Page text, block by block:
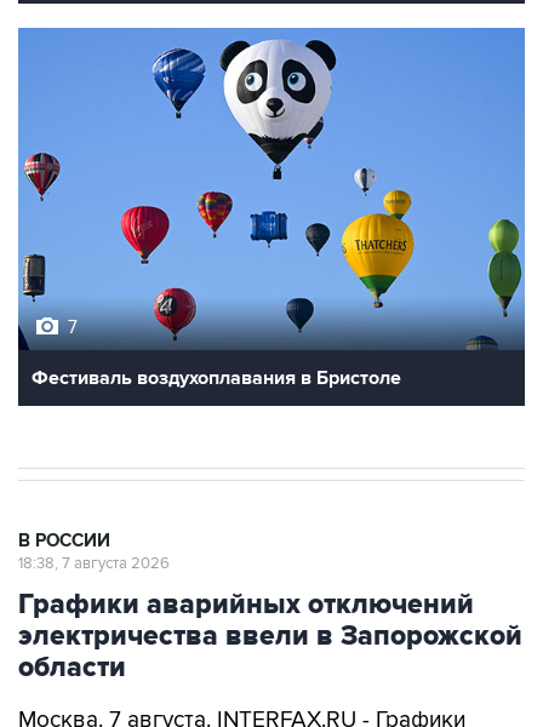
7
Фестиваль воздухоплавания в Бристоле
В РОССИИ
18:38, 7 августа 2026
Графики аварийных отключений
электричества ввели в Запорожской
области
Москва. 7 августа. INTERFAX.RU - Графики